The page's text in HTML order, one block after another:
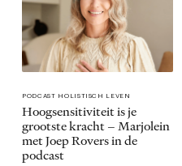
PODCAST HOLISTISCH LEVEN
Hoogsensitiviteit is je
grootste kracht – Marjolein
met Joep Rovers in de
podcast